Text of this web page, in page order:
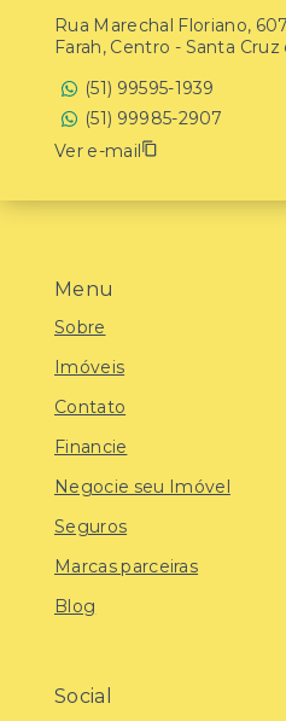
Menu
Sobre
Imóveis
Contato
Financie
Negocie seu Imóvel
Seguros
Marcas parceiras
Blog
Social
Rua Marechal Floriano,
Farah, Centro - Santa
(51) 99595-1939
(51) 99985-2907
Ver e-mail